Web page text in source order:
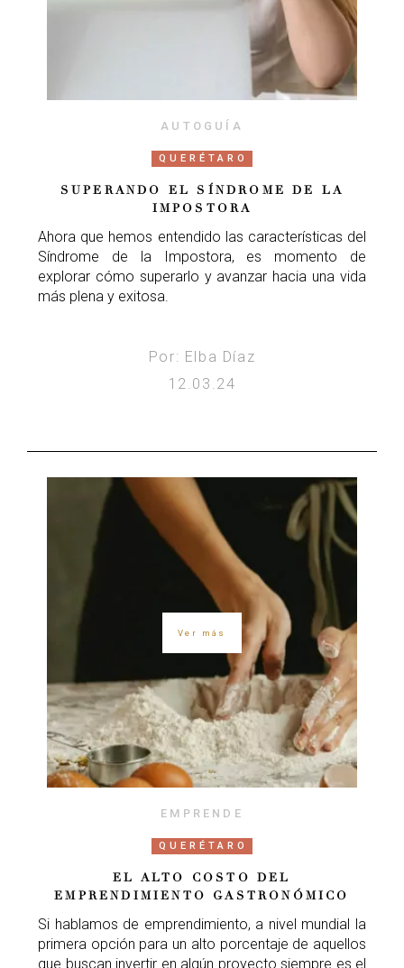
AUTOGUÍA
QUERÉTARO
SUPERANDO EL SÍNDROME DE LA
IMPOSTORA
Ahora que hemos entendido las características del
Síndrome de la Impostora, es momento de
explorar cómo superarlo y avanzar hacia una vida
más plena y exitosa.
Por: Elba Díaz
12.03.24
Ver más
EMPRENDE
QUERÉTARO
EL ALTO COSTO DEL
EMPRENDIMIENTO GASTRONÓMICO
Si hablamos de emprendimiento, a nivel mundial la
primera opción para un alto porcentaje de aquellos
que buscan invertir en algún proyecto siempre es el